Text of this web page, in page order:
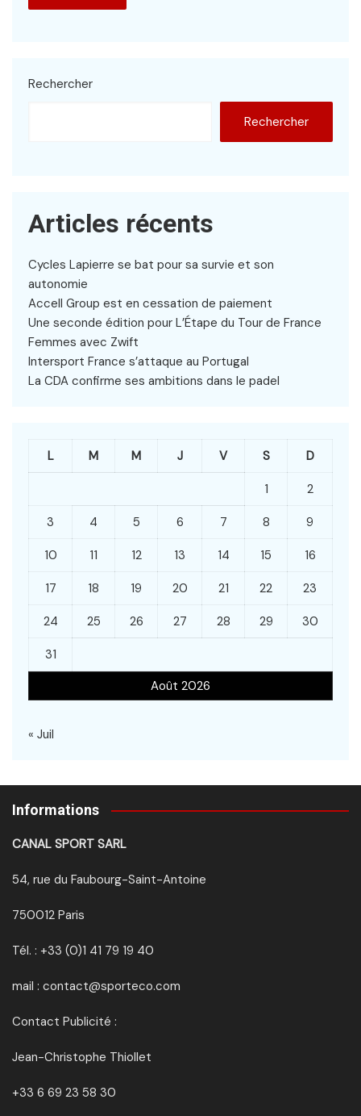
Rechercher
Rechercher
Articles récents
Cycles Lapierre se bat pour sa survie et son
autonomie
Accell Group est en cessation de paiement
Une seconde édition pour L’Étape du Tour de France
Femmes avec Zwift
Intersport France s’attaque au Portugal
La CDA confirme ses ambitions dans le padel
Août 2026
L M M J V S D
1 2
3 4 5 6 7 8 9
10 11 12 13 14 15 16
17 18 19 20 21 22 23
24 25 26 27 28 29 30
31
« Juil
Informations
CANAL SPORT SARL
54, rue du Faubourg-Saint-Antoine
750012 Paris
Tél. : +33 (0)1 41 79 19 40
mail : contact@sporteco.com
Contact Publicité :
Jean-Christophe Thiollet
+33 6 69 23 58 30